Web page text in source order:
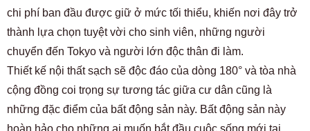
chi phí ban đầu được giữ ở mức tối thiểu, khiến nơi đây trở
thành lựa chọn tuyệt vời cho sinh viên, những người
chuyển đến Tokyo và người lớn độc thân đi làm.
Thiết kế nội thất sạch sẽ độc đáo của dòng 180° và tòa nhà
cộng đồng coi trọng sự tương tác giữa cư dân cũng là
những đặc điểm của bất động sản này. Bất động sản này
hoàn hảo cho những ai muốn bắt đầu cuộc sống mới tại